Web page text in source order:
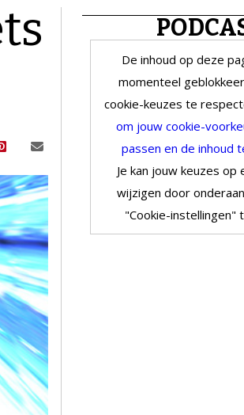
De inhoud op deze
momenteel
cookie-keuzes te
om jouw cookie-
passen en de inhoud
Je kan jouw keuzes op
wijzigen door
"Cookie-instellingen"